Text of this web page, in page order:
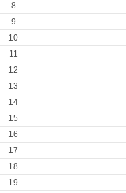
8
9
10
11
12
13
14
15
16
17
18
19